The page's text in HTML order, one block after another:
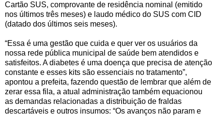
Cartão SUS, comprovante de residência nominal (emitido
nos últimos três meses) e laudo médico do SUS com CID
(datado dos últimos seis meses).
“Essa é uma gestão que cuida e quer ver os usuários da
nossa rede pública municipal de saúde bem atendidos e
satisfeitos. A diabetes é uma doença que precisa de atenção
constante e esses kits são essenciais no tratamento”,
apontou a prefeita, fazendo questão de lembrar que além de
zerar essa fila, a atual administração também equacionou
as demandas relacionadas a distribuição de fraldas
descartáveis e outros insumos: “Os avanços não param e